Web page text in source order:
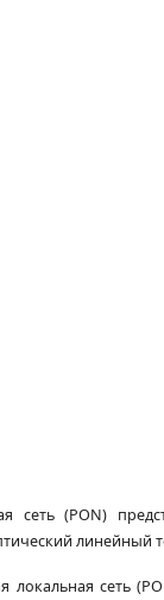
сеть (PON)
линейный
локальная сеть